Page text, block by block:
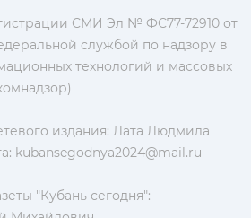
СМИ Эл № ФС77-72910 от
службой по надзору в
технологий и массовых
издания: Лата Людмила
kubansegodnya2024@mail.ru
"Кубань сегодня":